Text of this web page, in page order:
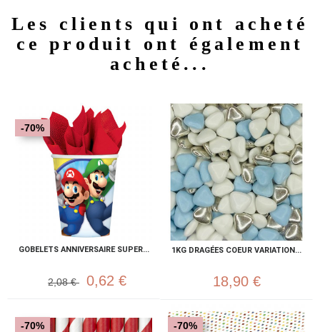
Les clients qui ont acheté
ce produit ont également
acheté...
GOBELETS ANNIVERSAIRE SUPER...
-70%
2,08 € 0,62 €
1KG DRAGÉES COEUR VARIATION...
18,90 €
-70% -70%